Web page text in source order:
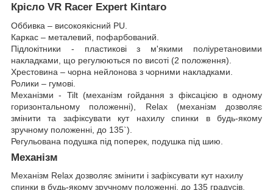
Крісло VR Racer Expert Kintaro
Оббивка – високоякісний PU.
Каркас – металевий, пофарбований.
Підлокітники - пластикові з м'якими поліуретановими
накладками, що регулюються по висоті (2 положення).
Хрестовина – чорна нейлонова з чорними накладками.
Ролики – гумові.
Механізми - Tilt (механізм гойдання з фіксацією в одному
горизонтальному положенні), Relax (механізм дозволяє
змінити та зафіксувати кут нахилу спинки в будь-якому
зручному положенні, до 135`).
Регульована подушка під поперек, подушка під шию.
Механізм
Механізм Relax дозволяє змінити і зафіксувати кут нахилу
спинки в будь-якому зручному положенні, до 135 градусів.